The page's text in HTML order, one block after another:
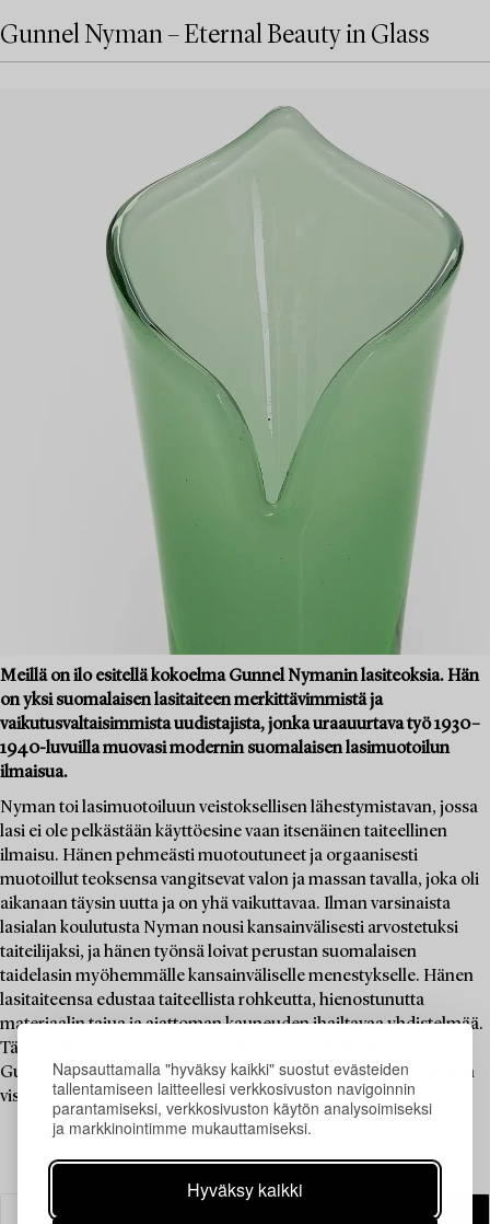
Napsauttamalla "hyväksy kaikki" suostut evästeiden
tallentamiseen laitteellesi verkkosivuston navigoinnin
parantamiseksi, verkkosivuston käytön analysoimiseksi
ja markkinointimme mukauttamiseksi.
Hyväksy kaikki
Gunnel Nyman – Eternal Beauty in Glass
Meillä on ilo esitellä kokoelma Gunnel Nymanin lasiteoksia. Hän
on yksi suomalaisen lasitaiteen merkittävimmistä ja
vaikutusvaltaisimmista uudistajista, jonka uraauurtava työ 1930–
1940-luvuilla muovasi modernin suomalaisen lasimuotoilun
ilmaisua.
Nyman toi lasimuotoiluun veistoksellisen lähestymistavan, jossa
lasi ei ole pelkästään käyttöesine vaan itsenäinen taiteellinen
ilmaisu. Hänen pehmeästi muotoutuneet ja orgaanisesti
muotoillut teoksensa vangitsevat valon ja massan tavalla, joka oli
aikanaan täysin uutta ja on yhä vaikuttavaa. Ilman varsinaista
lasialan koulutusta Nyman nousi kansainvälisesti arvostetuksi
taiteilijaksi, ja hänen työnsä loivat perustan suomalaisen
taidelasin myöhemmälle kansainväliselle menestykselle. Hänen
lasitaiteensa edustaa taiteellista rohkeutta, hienostunutta
materiaalin tajua ja ajattoman kauneuden ihailtavaa yhdistelmää.
Tämä kokoelma tarjoaa ainutlaatuisen mahdollisuuden kokea
Gunnel Nymanin uraauurtava lasitaide läheltä ja tutustua hänen
visionääriseen kädenjälkeensä.